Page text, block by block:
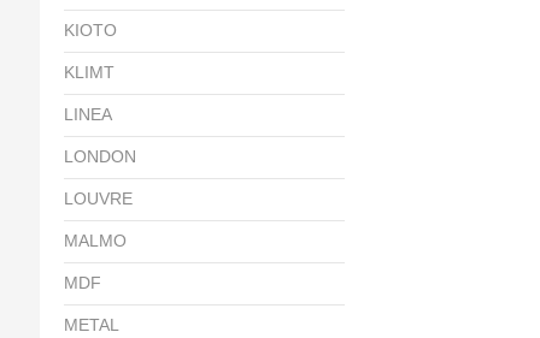
KIOTO
KLIMT
LINEA
LONDON
LOUVRE
MALMO
MDF
METAL